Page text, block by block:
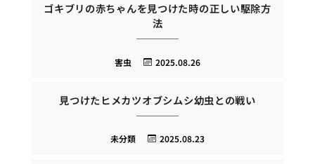
ゴキブリの赤ちゃんを見つけた時の正しい駆除方
法
2025.08.26
害虫
見つけたヒメカツオブシムシ幼虫との戦い
2025.08.23
未分類